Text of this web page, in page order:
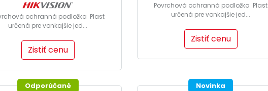
ochranná podložka Plast
určená pre vonkajšie jed...
Zistiť cenu
Povrchová ochranná podložka Plast
určená pre vonkajšie jed...
Zistiť cenu
Odporúčané Novinka